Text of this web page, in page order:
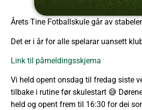
Årets Tine Fotballskule går av
Det er i år for alle spelarar uansett
Link til påmeldingsskjema
Vi held opent onsdag til fredag siste
tilbake i rutine før skulestart 😅
held og opent frem til 16:30 for dei